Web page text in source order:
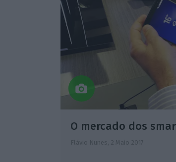
O mercado dos
Flávio Nunes, 2 Maio 2017